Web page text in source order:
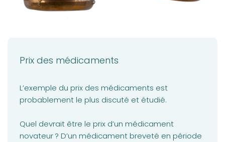
Prix des médicaments
L’exemple du prix des médicaments est
probablement le plus discuté et étudié.
Quel devrait être le prix d’un médicament
novateur ? D’un médicament breveté en période